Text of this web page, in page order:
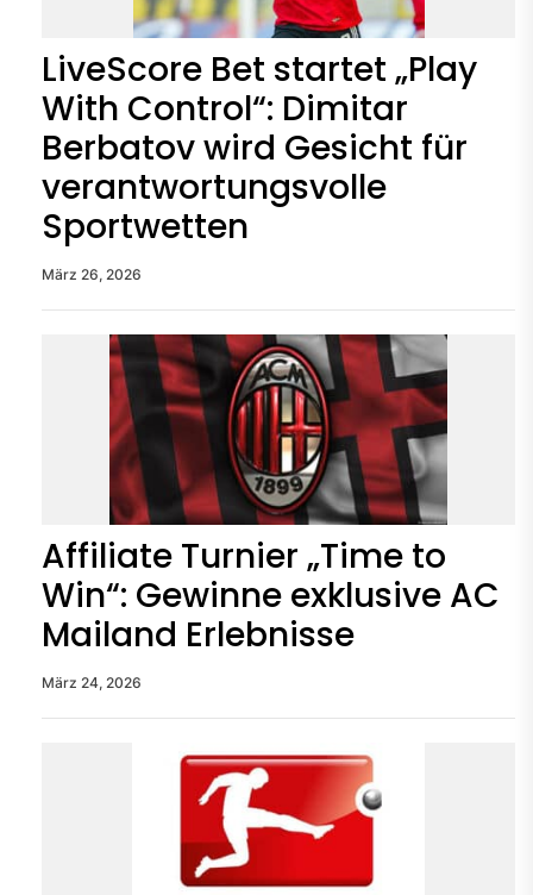
LiveScore Bet startet „Play
With Control“: Dimitar
Berbatov wird Gesicht für
verantwortungsvolle
Sportwetten
März 26, 2026
Affiliate Turnier „Time to
Win“: Gewinne exklusive AC
Mailand Erlebnisse
März 24, 2026